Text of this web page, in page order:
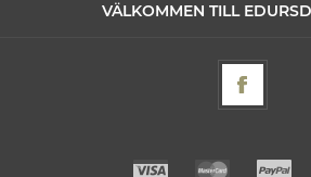
VÄLKOMMEN TILL